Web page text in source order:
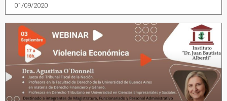
01/09/2020